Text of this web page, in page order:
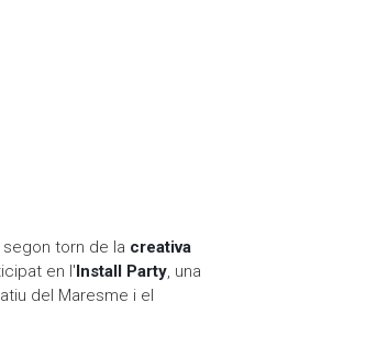
torn de la creativa
en l'Install Party, una
del Maresme i el